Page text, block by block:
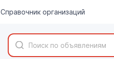
Справочник организаций